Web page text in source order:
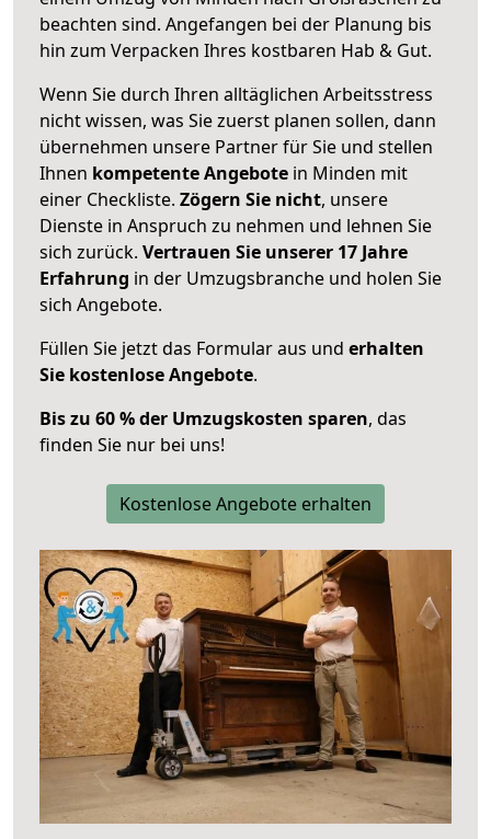
beachten sind. Angefangen bei der Planung bis
hin zum Verpacken Ihres kostbaren Hab & Gut.
Wenn Sie durch Ihren alltäglichen Arbeitsstress
nicht wissen, was Sie zuerst planen sollen, dann
übernehmen unsere Partner für Sie und stellen
Ihnen kompetente Angebote in Minden mit
einer Checkliste. Zögern Sie nicht, unsere
Dienste in Anspruch zu nehmen und lehnen Sie
sich zurück. Vertrauen Sie unserer 17 Jahre
Erfahrung in der Umzugsbranche und holen Sie
sich Angebote.
Füllen Sie jetzt das Formular aus und erhalten
Sie kostenlose Angebote.
Bis zu 60 % der Umzugskosten sparen, das
finden Sie nur bei uns!
Kostenlose Angebote erhalten